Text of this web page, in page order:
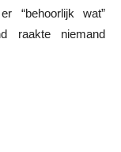
“behoorlijk wat”
raakte niemand